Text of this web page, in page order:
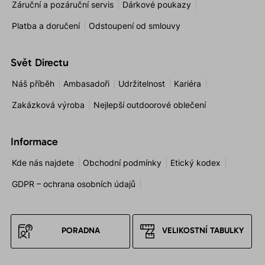
Záruční a pozáruční servis Dárkové poukazy
Platba a doručení Odstoupení od smlouvy
Svět Directu
Náš příběh Ambasadoři Udržitelnost Kariéra
Zakázková výroba Nejlepší outdoorové oblečení
Informace
Kde nás najdete Obchodní podmínky Etický kodex
GDPR – ochrana osobních údajů
PORADNA VELIKOSTNÍ TABULKY